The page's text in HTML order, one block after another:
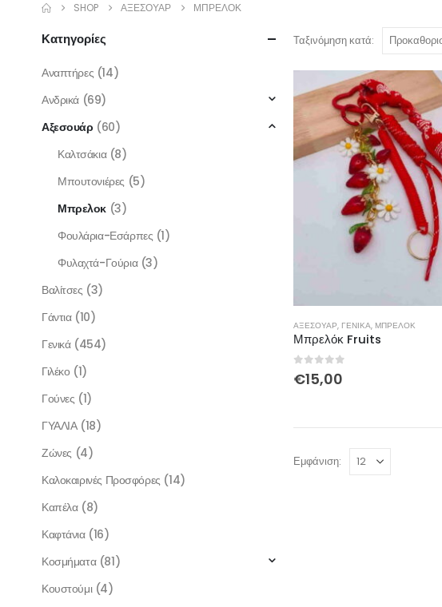
SHOP ΑΞΕΣΟΥΆΡ ΜΠΡΕΛΟΚ
Ταξινόμηση κατά:
ΑΞΕΣΟΥΆΡ, ΓΕΝΙΚΆ, ΜΠΡΕΛΟΚ
Μπρελόκ Fruits
out of 5
€15,00
Εμφάνιση:
Κατηγορίες
Αναπτήρες (14)
Ανδρικά (69)
Αξεσουάρ (60)
Καλτσάκια (8)
Μπουτονιέρες (5)
Μπρελοκ (3)
Φουλάρια-Εσάρπες (1)
Φυλαχτά-Γούρια (3)
Βαλίτσες (3)
Γάντια (10)
Γενικά (454)
Γιλέκο (1)
Γούνες (1)
ΓΥΑΛΙΑ (18)
Ζώνες (4)
Καλοκαιρινές Προσφόρες (14)
Καπέλα (8)
Καφτάνια (16)
Κοσμήματα (81)
Κουστούμι (4)